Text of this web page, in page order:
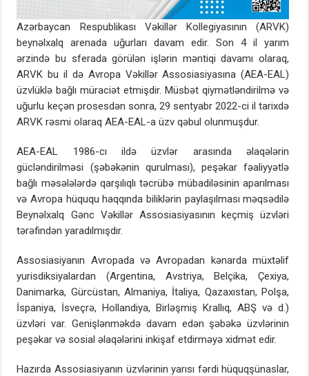
Azərbaycan Respublikası Vəkillər Kollegiyasının (ARVK)
beynəlxalq arenada uğurları davam edir. Son 4 il yarım
ərzində bu sferada görülən işlərin məntiqi davamı olaraq,
ARVK bu il də Avropa Vəkillər Assosiasiyasına (AEA-EAL)
üzvlüklə bağlı müraciət etmişdir. Müsbət qiymətləndirilmə və
uğurlu keçən prosesdən sonra, 29 sentyabr 2022-ci il tarixdə
ARVK rəsmi olaraq AEA-EAL-a üzv qəbul olunmuşdur.
AEA-EAL 1986-cı ildə üzvlər arasında əlaqələrin
gücləndirilməsi (şəbəkənin qurulması), peşəkar fəaliyyətlə
bağlı məsələlərdə qarşılıqlı təcrübə mübadiləsinin aparılması
və Avropa hüququ haqqında biliklərin paylaşılması məqsədilə
Beynəlxalq Gənc Vəkillər Assosiasiyasının keçmiş üzvləri
tərəfindən yaradılmışdır.
Assosiasiyanın Avropada və Avropadan kənarda müxtəlif
yurisdiksiyalardan (Argentina, Avstriya, Belçika, Çexiya,
Danimarka, Gürcüstan, Almaniya, İtaliya, Qazaxıstan, Polşa,
İspaniya, İsveçrə, Hollandiya, Birləşmiş Krallıq, ABŞ və d.)
üzvləri var. Genişlənməkdə davam edən şəbəkə üzvlərinin
peşəkar və sosial əlaqələrini inkişaf etdirməyə xidmət edir.
Hazırda Assosiasiyanın üzvlərinin yarısı fərdi hüquqşünaslar,